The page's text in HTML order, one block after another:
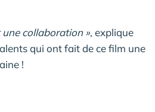
une collaboration », explique
qui ont fait de ce film une
!